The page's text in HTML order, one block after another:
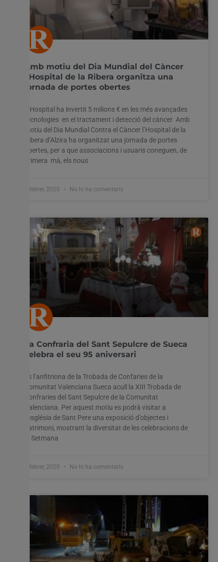
Amb motiu del Dia Mundial del Càncer
l’Hospital de la Ribera organitza una
jornada de portes obertes
L’Hospital ha invertit 5 milions € en les més avançades
tecnologies en el tractament i detecció del càncer Amb
motiu del Dia Mundial Contra el Càncer l’Hospital de la
Ribera d’Alzira ha organitzat una jornada de portes
obertes, per a que associacions i usuaris coneguen, de
primera mà, els nous
4 febrer, 2020 No hi ha comentaris
La Confraria del Sant Sepulcre de Sueca
celebra el seu 95 aniversari
Es l’anfitriona de la Trobada de Confaries de la
Comunitat Valenciana Sueca acull la XIII Trobada de
Confraries del Sant Sepulcre de la Comunitat
Valenciana. Per aquest motiu es podrà visitar a
l’església de Sant Pere una exposició d’objectes i
patrimoni, mostrant la diversitat de les celebracions de
la Setmana
4 febrer, 2020 No hi ha comentaris